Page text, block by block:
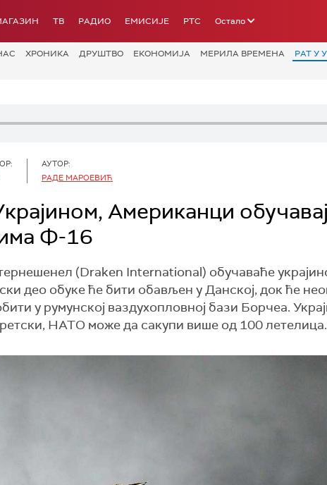
ТВ РАДИО ЕМИСИЈЕ РТС Остало
ХРОНИКА ДРУШТВО ЕКОНОМИЈА МЕРИЛА ВРЕМЕНА РАТ У
АУТОР:
РАДЕ МАРОЕВИЋ
Американци
Ф-16
(Draken International) обучаваће
део обуке ће бити обављен у Данској, док ће
у румунској ваздухопловној бази Борчеа.
НАТО може да сакупи више од 100 летелица.